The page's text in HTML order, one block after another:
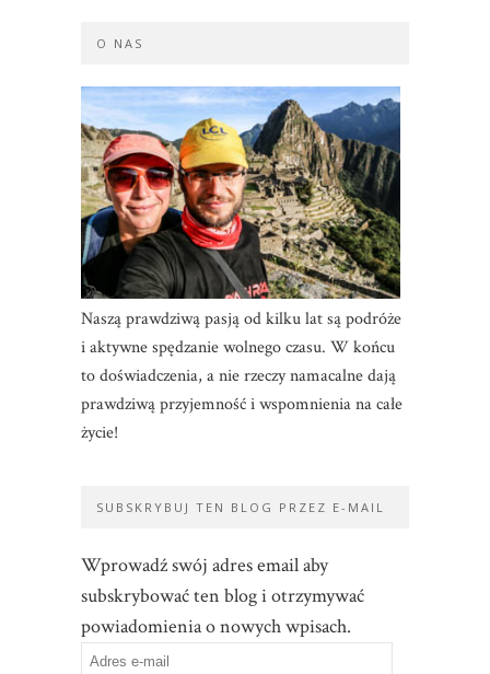
O NAS
Naszą prawdziwą pasją od kilku lat są podróże
i aktywne spędzanie wolnego czasu. W końcu
to doświadczenia, a nie rzeczy namacalne dają
prawdziwą przyjemność i wspomnienia na całe
życie!
SUBSKRYBUJ TEN BLOG PRZEZ E-MAIL
Wprowadź swój adres email aby
subskrybować ten blog i otrzymywać
powiadomienia o nowych wpisach.